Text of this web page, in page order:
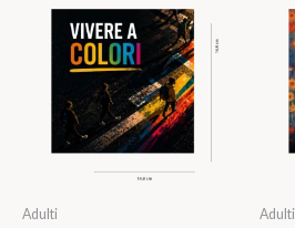
Adulti Adulti